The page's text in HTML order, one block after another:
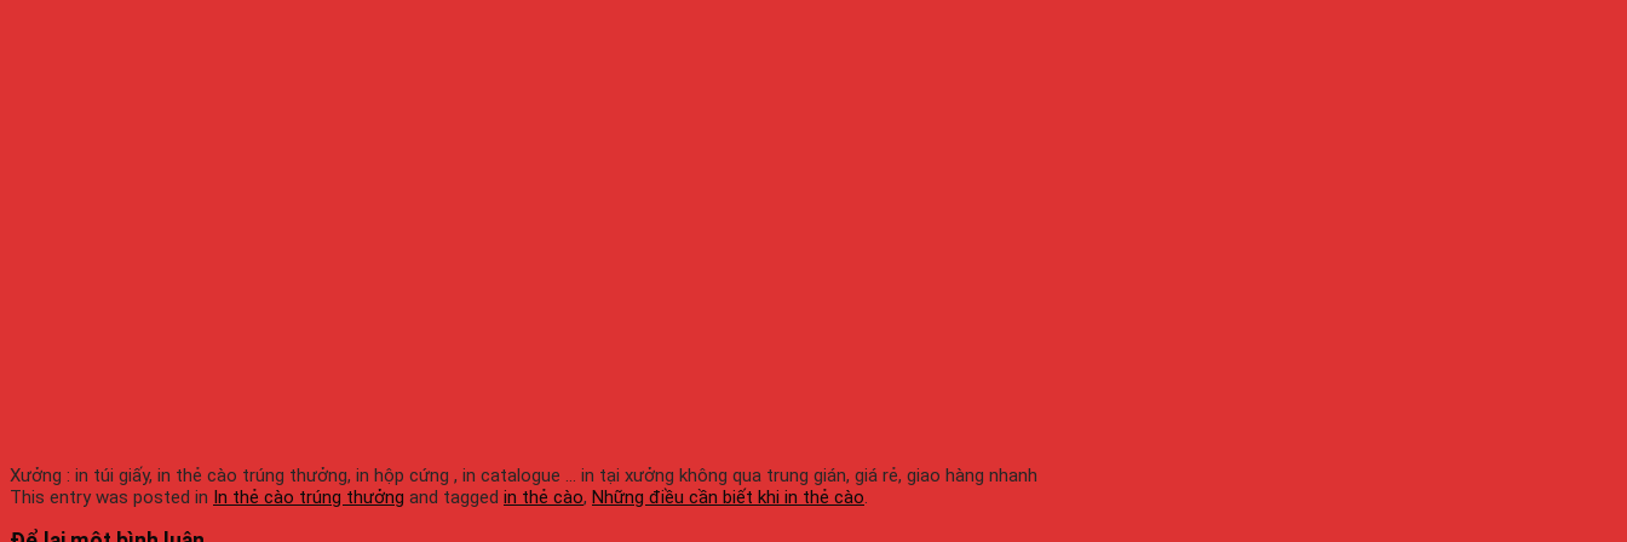
Xưởng : in túi giấy, in thẻ cào trúng thưởng, in hộp cứng , in catalogue ... in tại xưởng không qua trung gián, giá rẻ, giao hàng nhanh
This entry was posted in In thẻ cào trúng thưởng and tagged in thẻ cào, Những điều cần biết khi in thẻ cào